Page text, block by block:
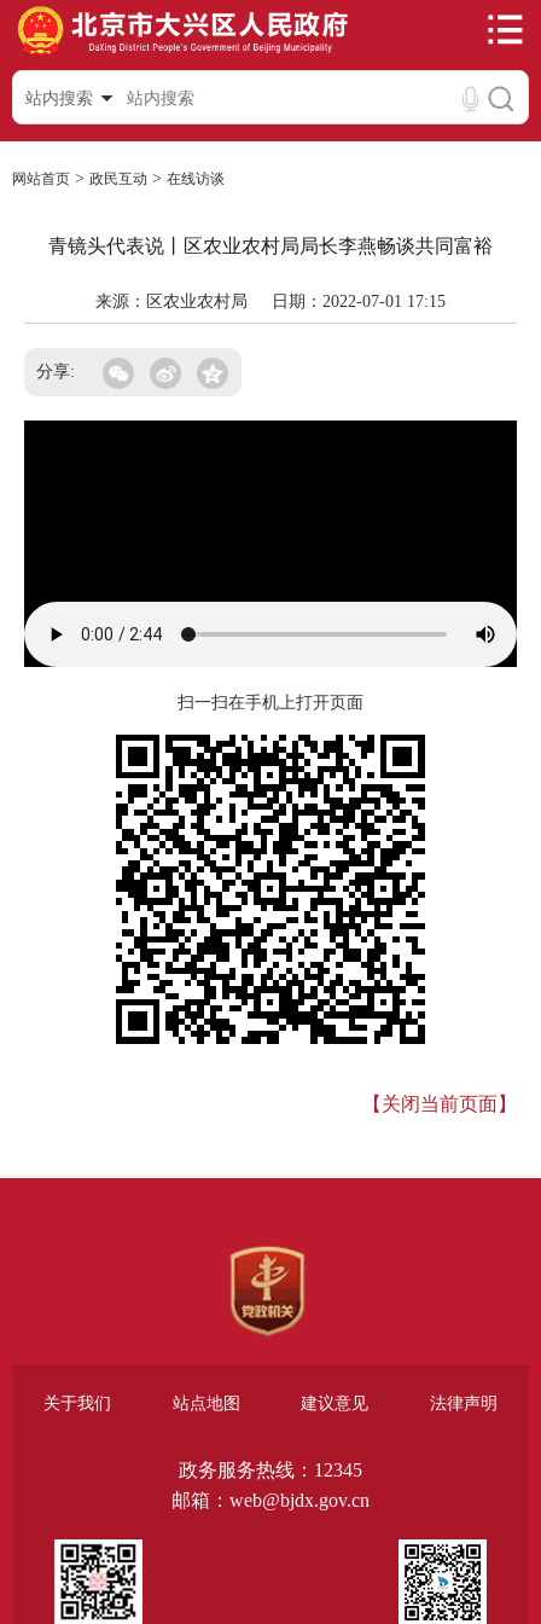
站内搜索
网站首页 > 政民互动 > 在线访谈
青镜头代表说丨区农业农村局局长李燕畅谈共同富裕
来源：区农业农村局 日期：2022-07-01 17:15
分享:
扫一扫在手机上打开页面
【关闭当前页面】
关于我们 站点地图 建议意见 法律声明
政务服务热线：12345
邮箱：web@bjdx.gov.cn